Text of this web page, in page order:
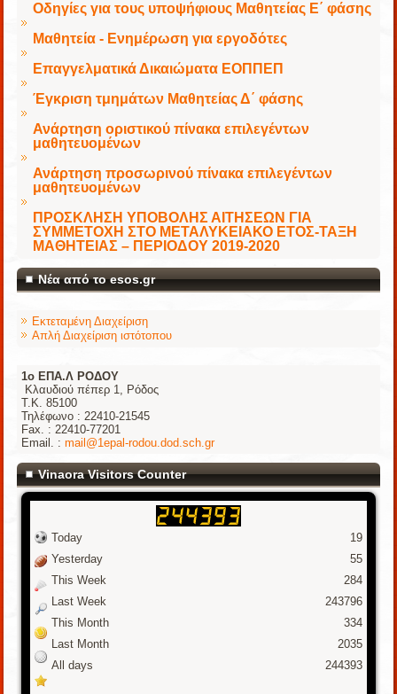
Οδηγίες για τους υποψήφιους Μαθητείας Ε΄ φάσης
Μαθητεία - Ενημέρωση για εργοδότες
Επαγγελματικά Δικαιώματα ΕΟΠΠΕΠ
Έγκριση τμημάτων Μαθητείας Δ΄ φάσης
Ανάρτηση οριστικού πίνακα επιλεγέντων
μαθητευομένων
Ανάρτηση προσωρινού πίνακα επιλεγέντων
μαθητευομένων
ΠΡΟΣΚΛΗΣΗ ΥΠΟΒΟΛΗΣ ΑΙΤΗΣΕΩΝ ΓΙΑ
ΣΥΜΜΕΤΟΧΗ ΣΤΟ ΜΕΤΑΛΥΚΕΙΑΚΟ ΕΤΟΣ-ΤΑΞΗ
ΜΑΘΗΤΕΙΑΣ – ΠΕΡΙΟΔΟΥ 2019-2020
Νέα από το esos.gr
Εκτεταμένη Διαχείριση
Απλή Διαχείριση ιστότοπου
1o ΕΠΑ.Λ ΡΟΔΟΥ
Κλαυδιού πέπερ 1, Ρόδος
Τ.Κ. 85100
Τηλέφωνο : 22410-21545
Fax. : 22410-77201
Email. :mail@1epal-rodou.dod.sch.gr
Vinaora Visitors Counter
Today
Yesterday
This Week
Last Week
This Month
Last Month
All days
19
55
284
243796
334
2035
244393